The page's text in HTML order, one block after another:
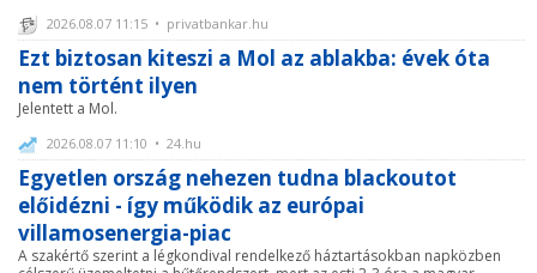
2026.08.07 11:15 • privatbankar.hu
Ezt biztosan kiteszi a Mol az ablakba: évek óta
nem történt ilyen
Jelentett a Mol.
2026.08.07 11:10 • 24.hu
Egyetlen ország nehezen tudna blackoutot
előidézni - így működik az európai
villamosenergia-piac
A szakértő szerint a légkondival rendelkező háztartásokban napközben